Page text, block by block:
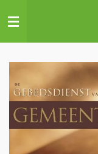
direct
naar